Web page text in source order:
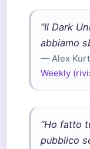
“Il Dark
abbiamo
— Alex
Weekly
“Ho fatto
pubblico